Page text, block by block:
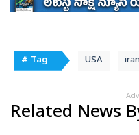
# Tag USA iran
Related News